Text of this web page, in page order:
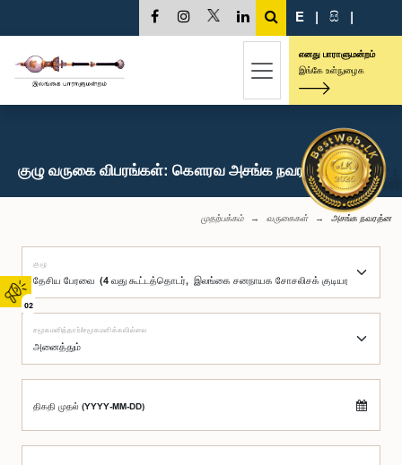
02
E | සි |
எனது பாராளுமன்றம்
இங்கே உள்நுழைக
குழு வருகை விபரங்கள்: கௌரவ அசங்க நவரத்ன, பா.உ.
முதற்பக்கம் வருகைகள் அசங்க நவரத்ன
குழு
சமூகமளித்தார்/சமூகமளிக்கவில்லை
திகதி முதல் (YYYY-MM-DD)